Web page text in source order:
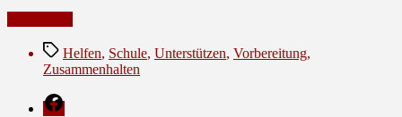
Bloggen”
Schlagwörter
Helfen, Schule, Unterstützen, Vorbereitung,
Zusammenhalten
Facebook